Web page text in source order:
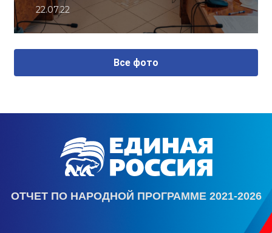
22.07.22
Все фото
ОТЧЕТ ПО НАРОДНОЙ ПРОГРАММЕ 2021-2026